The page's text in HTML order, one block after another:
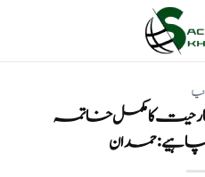
کا مکمل خاتمہ
حمدان